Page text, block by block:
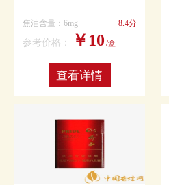
焦油含量：6mg 8.4分
参考价格： ￥10 /盒
查看详情